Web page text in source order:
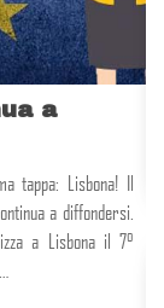
a
tappa: Lisbona! Il
a diffondersi.
a Lisbona il 7°